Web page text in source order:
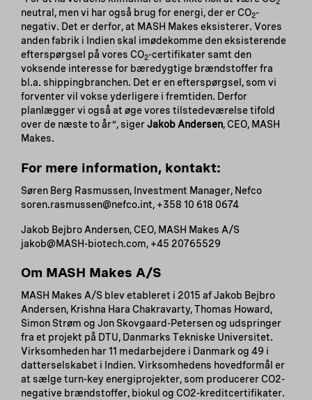
neutral, men vi har også brug for energi, der er CO2-
negativ. Det er derfor, at MASH Makes eksisterer. Vores
anden fabrik i Indien skal imødekomme den eksisterende
efterspørgsel på vores CO2-certifikater samt den
voksende interesse for bæredygtige brændstoffer fra
bl.a. shippingbranchen. Det er en efterspørgsel, som vi
forventer vil vokse yderligere i fremtiden. Derfor
planlægger vi også at øge vores tilstedeværelse tifold
over de næste to år”, sigerJakob Andersen, CEO, MASH
Makes.
For mere information, kontakt:
Søren Berg Rasmussen, Investment Manager, Nefco
soren.rasmussen@nefco.int, +358 10 618 0674
Jakob Bejbro Andersen, CEO, MASH Makes A/S
jakob@MASH-biotech.com, +45 20765529
Om MASH Makes A/S
MASH Makes A/S blev etableret i 2015 af Jakob Bejbro
Andersen, Krishna Hara Chakravarty, Thomas Howard,
Simon Strøm og Jon Skovgaard-Petersen og udspringer
fra et projekt på DTU, Danmarks Tekniske Universitet.
Virksomheden har 11 medarbejdere i Danmark og 49 i
datterselskabet i Indien. Virksomhedens hovedformål er
at sælge turn-key energiprojekter, som producerer CO2-
negative brændstoffer, biokul og CO2-kreditcertifikater.